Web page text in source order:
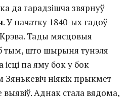
да гарадзішча звярнуў
. У пачатку 1840-ых гадоў
Тады мясцовыя
тым, што шырыня тунэля
ісці па яму бок у бок
ніякіх прыкмет
выявіў. Аднак стала вядома,